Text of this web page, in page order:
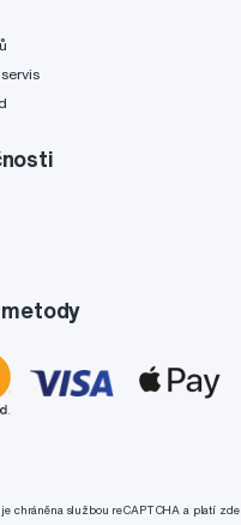
je chráněna službou reCAPTCHA a platí zde